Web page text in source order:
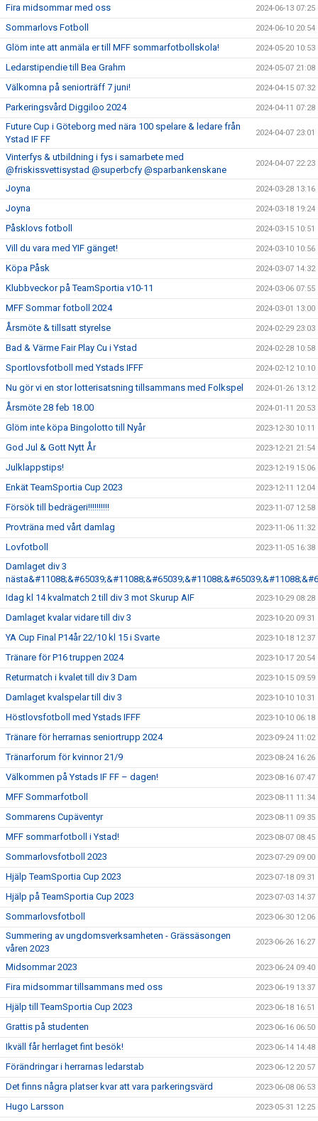
Fira midsommar med oss 2024-06-13 07:25
Sommarlovs Fotboll 2024-06-10 20:54
Glöm inte att anmäla er till MFF sommarfotbollskola! 2024-05-20 10:53
Ledarstipendie till Bea Grahm 2024-05-07 21:08
Välkomna på seniorträff 7 juni! 2024-04-15 07:32
Parkeringsvård Diggiloo 2024 2024-04-11 07:28
Future Cup i Göteborg med nära 100 spelare & ledare från
Ystad IF FF
2024-04-07 23:01
Vinterfys & utbildning i fys i samarbete med
@friskissvettisystad @superbcfy @sparbankenskane
2024-04-07 22:23
Joyna 2024-03-28 13:16
Joyna 2024-03-18 19:24
Påsklovs fotboll 2024-03-15 10:51
Vill du vara med YIF gänget! 2024-03-10 10:56
Köpa Påsk 2024-03-07 14:32
Klubbveckor på TeamSportia v10-11 2024-03-06 07:55
MFF Sommar fotboll 2024 2024-03-01 13:00
Årsmöte & tillsatt styrelse 2024-02-29 23:03
Bad & Värme Fair Play Cu i Ystad 2024-02-28 10:58
Sportlovsfotboll med Ystads IFFF 2024-02-12 10:10
Nu gör vi en stor lotterisatsning tillsammans med Folkspel 2024-01-26 13:12
Årsmöte 28 feb 18.00 2024-01-11 20:53
Glöm inte köpa Bingolotto till Nyår 2023-12-30 10:11
God Jul & Gott Nytt År 2023-12-21 21:54
Julklappstips! 2023-12-19 15:06
Enkät TeamSportia Cup 2023 2023-12-11 12:04
Försök till bedrägeri!!!!!!!!!! 2023-11-07 12:58
Provträna med vårt damlag 2023-11-06 11:32
Lovfotboll 2023-11-05 16:38
Damlaget div 3
Idag kl 14 kvalmatch 2 till div 3 mot Skurup AIF
2023-10-29 08:28
Damlaget kvalar vidare till div 3 2023-10-20 09:31
YA Cup Final P14år 22/10 kl 15 i Svarte 2023-10-18 12:37
Tränare för P16 truppen 2024 2023-10-17 20:54
Returmatch i kvalet till div 3 Dam 2023-10-15 09:59
Damlaget kvalspelar till div 3 2023-10-10 10:31
Höstlovsfotboll med Ystads IFFF 2023-10-10 06:18
Tränare för herrarnas seniortrupp 2024 2023-09-24 11:02
Tränarforum för kvinnor 21/9 2023-08-24 16:26
Välkommen på Ystads IF FF – dagen! 2023-08-16 07:47
MFF Sommarfotboll 2023-08-11 11:34
Sommarens Cupäventyr 2023-08-11 09:35
MFF sommarfotboll i Ystad! 2023-08-07 08:45
Sommarlovsfotboll 2023 2023-07-29 09:00
Hjälp TeamSportia Cup 2023 2023-07-18 09:31
Hjälp på TeamSportia Cup 2023 2023-07-03 14:37
Sommarlovsfotboll 2023-06-30 12:06
Summering av ungdomsverksamheten - Grässäsongen
våren 2023
2023-06-26 16:27
Midsommar 2023 2023-06-24 09:40
Fira midsommar tillsammans med oss 2023-06-19 13:37
Hjälp till TeamSportia Cup 2023 2023-06-18 16:51
Grattis på studenten 2023-06-16 06:50
Ikväll får herrlaget fint besök! 2023-06-14 14:48
Förändringar i herrarnas ledarstab 2023-06-12 20:57
Det finns några platser kvar att vara parkeringsvärd 2023-06-08 06:53
Hugo Larsson 2023-05-31 12:25